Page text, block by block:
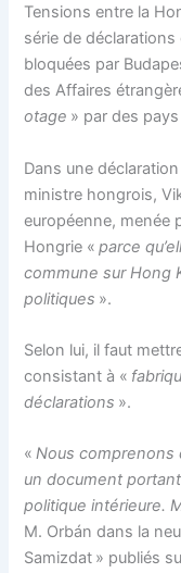
Tensions entre la
série de
bloquées par
des Affaires
otage » par des
Dans une
ministre hongrois,
européenne, menée
Hongrie «parce
commune sur Hong
politiques ».
Selon lui, il faut
consistant à «
déclarations ».
«Nous comprenons
un document
politique intérieure.
M. Orbán dans la
Samizdat » publiés